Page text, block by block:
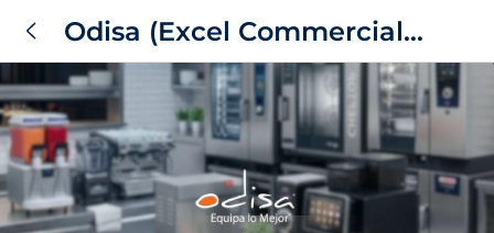
Odisa (Excel Commercial
Products)